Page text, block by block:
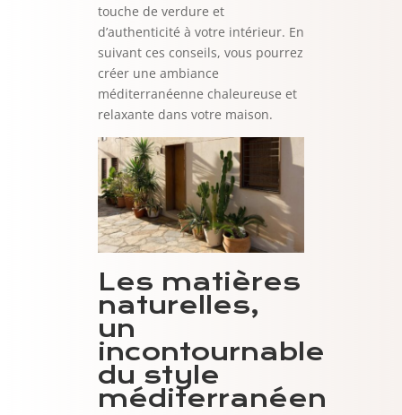
touche de verdure et
d’authenticité à votre intérieur. En
suivant ces conseils, vous pourrez
créer une ambiance
méditerranéenne chaleureuse et
relaxante dans votre maison.
Les matières
naturelles,
un
incontournable
du style
méditerranéen